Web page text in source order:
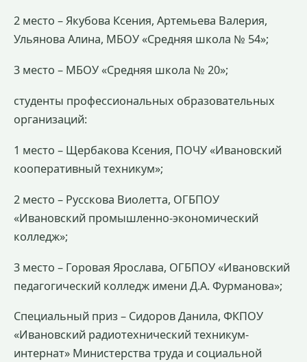
2 место – Якубова Ксения, Артемьева Валерия,
Ульянова Алина, МБОУ «Средняя школа № 54»;
3 место – МБОУ «Средняя школа № 20»;
студенты профессиональных образовательных
организаций:
1 место – Щербакова Ксения, ПОЧУ «Ивановский
кооперативный техникум»;
2 место – Русскова Виолетта, ОГБПОУ
«Ивановский промышленно-экономический
колледж»;
3 место – Горовая Ярослава, ОГБПОУ «Ивановский
педагогический колледж имени Д.А. Фурманова»;
Специальный приз – Сидоров Данила, ФКПОУ
«Ивановский радиотехнический техникум-
интернат» Министерства труда и социальной